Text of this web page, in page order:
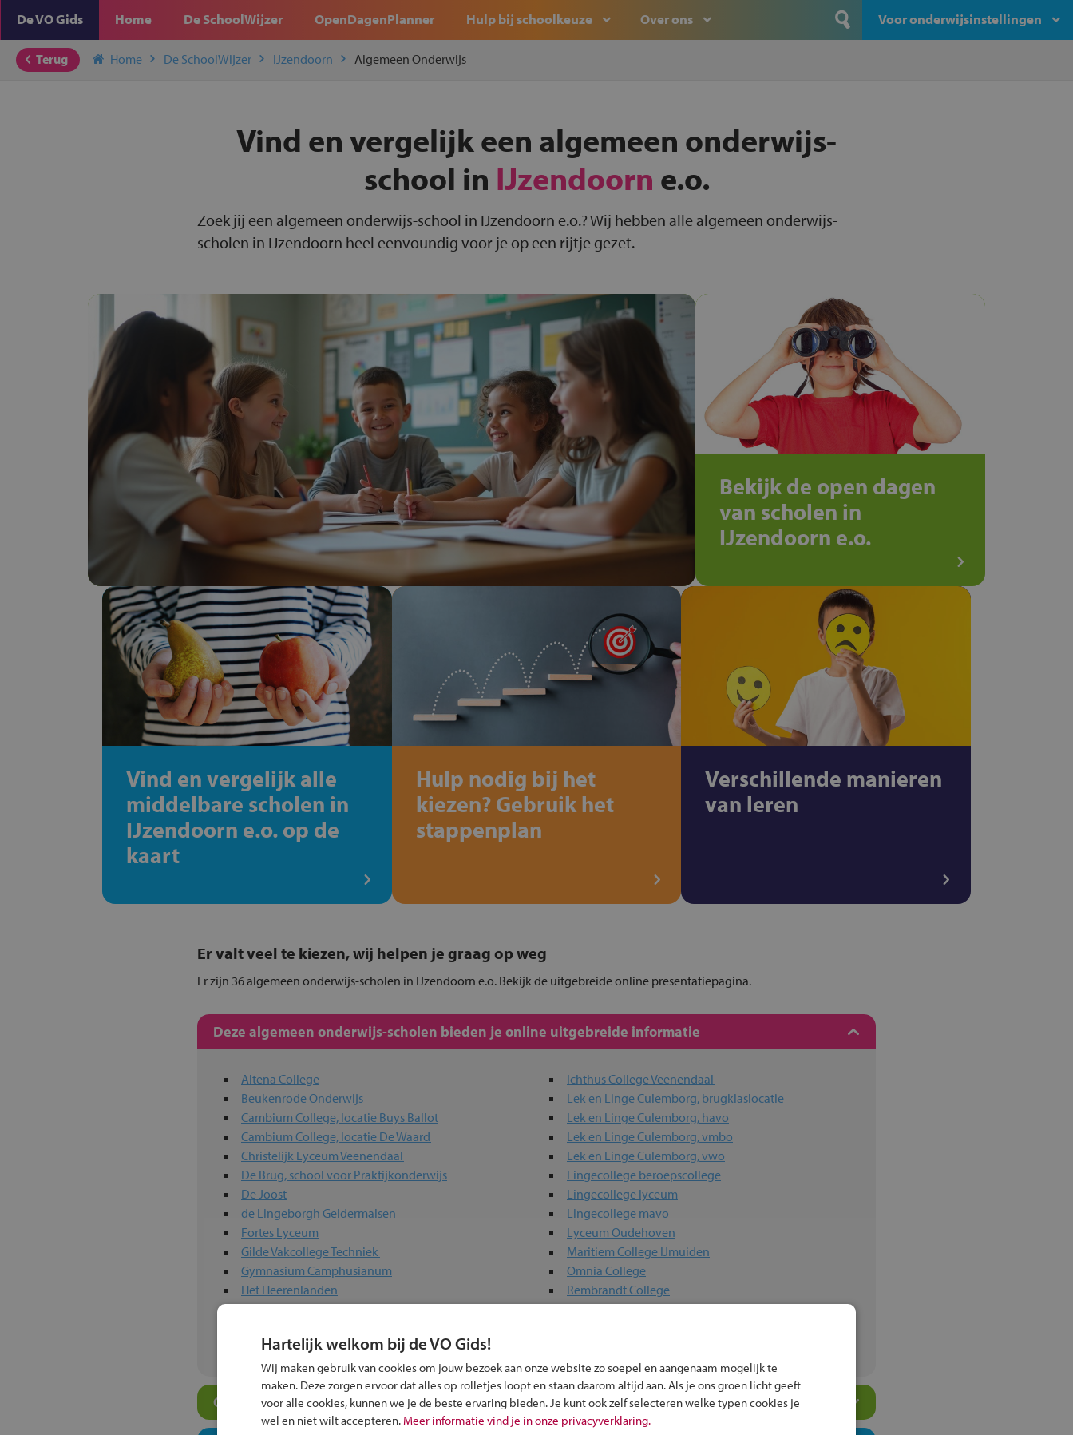
De VO Gids Home De SchoolWijzer OpenDagenPlanner Hulp bij schoolkeuze Over ons Voor onderwijsinstellingen
Terug Home De SchoolWijzer IJzendoorn Algemeen Onderwijs
Vind en vergelijk een algemeen onderwijs-
school in IJzendoorn e.o.
Zoek jij een algemeen onderwijs-school in IJzendoorn e.o.? Wij hebben alle algemeen onderwijs-
scholen in IJzendoorn heel eenvoundig voor je op een rijtje gezet.
Bekijk de open dagen
van scholen in
IJzendoorn e.o.
Vind en vergelijk alle
middelbare scholen in
IJzendoorn e.o. op de
kaart
Hulp nodig bij het
kiezen? Gebruik het
stappenplan
Verschillende manieren
van leren
Er valt veel te kiezen, wij helpen je graag op weg
Er zijn 36 algemeen onderwijs-scholen in IJzendoorn e.o. Bekijk de uitgebreide online presentatiepagina.
Deze algemeen onderwijs-scholen bieden je online uitgebreide informatie
Altena College
Beukenrode Onderwijs
Cambium College, locatie Buys Ballot
Cambium College, locatie De Waard
Christelijk Lyceum Veenendaal
De Brug, school voor Praktijkonderwijs
De Joost
de Lingeborgh Geldermalsen
Fortes Lyceum
Gilde Vakcollege Techniek
Gymnasium Camphusianum
Het Heerenlanden
hét KWC locatie Beethovenlaan
Het Perron
Ichthus College Veenendaal
Lek en Linge Culemborg, brugklaslocatie
Lek en Linge Culemborg, havo
Lek en Linge Culemborg, vmbo
Lek en Linge Culemborg, vwo
Lingecollege beroepscollege
Lingecollege lyceum
Lingecollege mavo
Lyceum Oudehoven
Maritiem College IJmuiden
Omnia College
Rembrandt College
Revius Lyceum Wijk bij Duurstede
Overige algemeen onderwijs-scholen in jouw regio
Hartelijk welkom bij de VO Gids!
Wij maken gebruik van cookies om jouw bezoek aan onze website zo soepel en aangenaam mogelijk te
maken. Deze zorgen ervoor dat alles op rolletjes loopt en staan daarom altijd aan. Als je ons groen licht geeft
voor alle cookies, kunnen we je de beste ervaring bieden. Je kunt ook zelf selecteren welke typen cookies je
wel en niet wilt accepteren. Meer informatie vind je in onze privacyverklaring.